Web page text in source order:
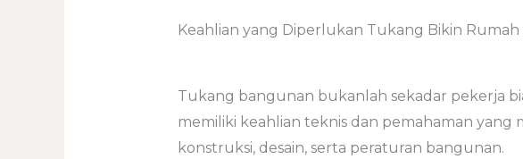
Keahlian yang Diperlukan Tukang Bikin Rumah
Tukang bangunan bukanlah sekadar pekerja
memiliki keahlian teknis dan pemahaman yang
konstruksi, desain, serta peraturan bangunan.